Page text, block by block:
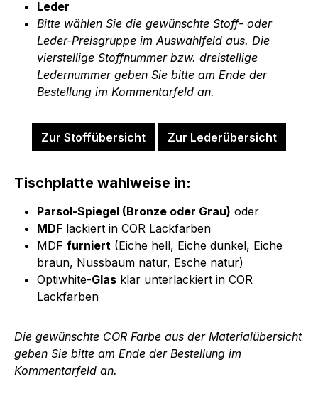
Leder
Bitte wählen Sie die gewünschte Stoff- oder
Leder-Preisgruppe im Auswahlfeld aus. Die
vierstellige Stoffnummer bzw. dreistellige
Ledernummer geben Sie bitte am Ende der
Bestellung im Kommentarfeld an.
Zur Stoffübersicht Zur Lederübersicht
Tischplatte wahlweise in:
Parsol-Spiegel (Bronze oder Grau) oder
MDF lackiert in COR Lackfarben
MDF furniert (Eiche hell, Eiche dunkel, Eiche
braun, Nussbaum natur, Esche natur)
Optiwhite-Glas klar unterlackiert in COR
Lackfarben
Die gewünschte COR Farbe aus der Materialübersicht
geben Sie bitte am Ende der Bestellung im
Kommentarfeld an.